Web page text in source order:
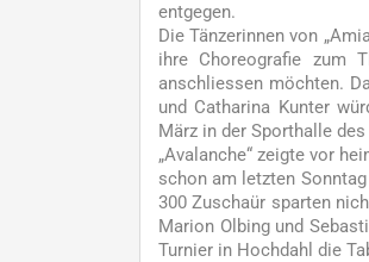
entgegen.
Die Tänzerinnen von
ihre Choreografie zum
anschliessen möchten.
und Catharina Kunter
März in der Sporthalle
„Avalanche“ zeigte vor
schon am letzten
300 Zuschaür sparten
Marion Olbing und
Turnier in Hochdahl die